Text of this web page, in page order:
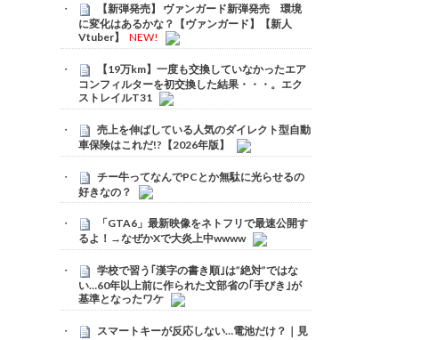
【新弾発売】 ヴァンガード新弾発売 環境
に変化はあるかな？【ヴァンガード】【新人
Vtuber】
NEW!
【19万km】一度も交換していなかったエア
コンフィルターを初交換した結果・・・。エク
ストレイルT31
売上を伸ばしている人気のダイレクト型自動
車保険はこれだ!?【2026年版】
チー牛ってなんでPCとか無駄に光らせるの
好きなの？
「GTA6」最新映像をネトフリで最速公開す
るよ！→なぜかXで大炎上中wwww
学校で習う｢漢字の書き順｣は”絶対”ではな
い…60年以上前に作られた文部省の｢手びき｣が
基準となったワケ
スマートキーが反応しない…電池だけ？｜見